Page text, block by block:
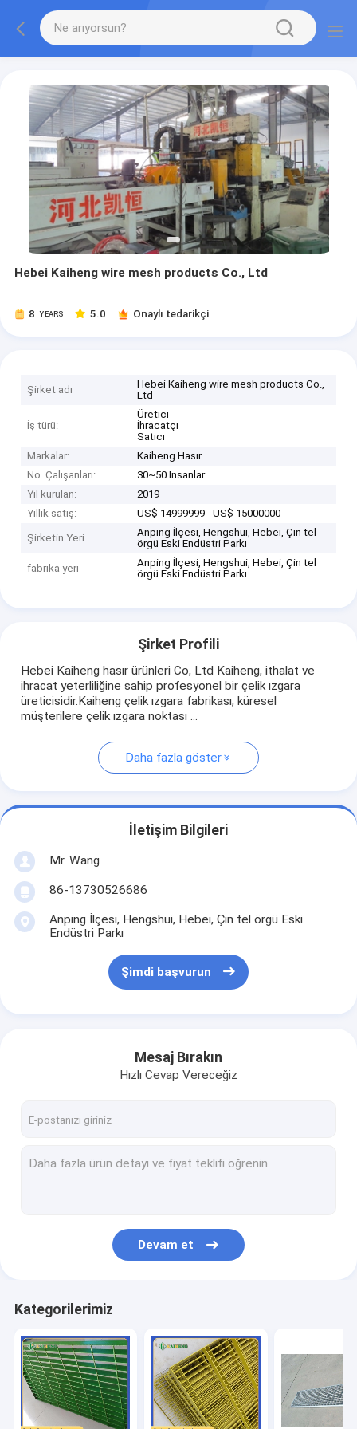
Hebei Kaiheng wire mesh products Co., Ltd
8 YEARS 5.0 Onaylı tedarikçi
Şirket adı
Hebei Kaiheng wire mesh products Co.,
Ltd
İş türü:
Üretici
İhracatçı
Satıcı
Markalar:
Kaiheng Hasır
No. Çalışanları:
30~50 İnsanlar
Yıl kurulan:
2019
Yıllık satış:
US$ 14999999 - US$ 15000000
Şirketin Yeri
Anping İlçesi, Hengshui, Hebei, Çin tel
örgü Eski Endüstri Parkı
fabrika yeri
Anping İlçesi, Hengshui, Hebei, Çin tel
örgü Eski Endüstri Parkı
Şirket Profili
Hebei Kaiheng hasır ürünleri Co, Ltd Kaiheng, ithalat ve
ihracat yeterliliğine sahip profesyonel bir çelik ızgara
üreticisidir.Kaiheng çelik ızgara fabrikası, küresel
müşterilere çelik ızgara noktası ...
Daha fazla göster
İletişim Bilgileri
Mr. Wang
86-13730526686
Anping İlçesi, Hengshui, Hebei, Çin tel örgü Eski
Endüstri Parkı
Şimdi başvurun
Mesaj Bırakın
Hızlı Cevap Vereceğiz
Devam et
Kategorilerimiz